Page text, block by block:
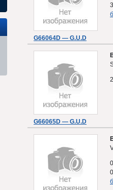
G66064D — G.U.D
G66065D — G.U.D